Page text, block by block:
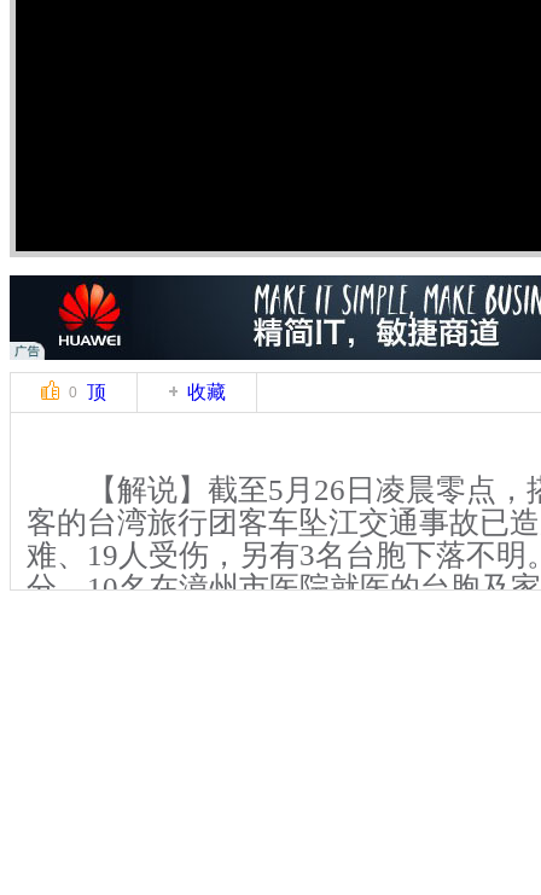
0 顶 收藏
【解说】截至5月26日凌晨零点，
客的台湾旅行团客车坠江交通事故已
难、19人受伤，另有3名台胞下落不明
分，10名在漳州市医院就医的台胞及